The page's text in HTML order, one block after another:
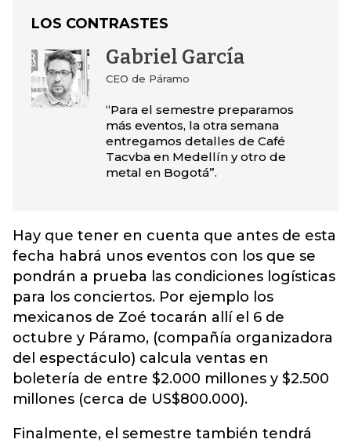
LOS CONTRASTES
Gabriel García
CEO de Páramo
“Para el semestre preparamos
más eventos, la otra semana
entregamos detalles de Café
Tacvba en Medellín y otro de
metal en Bogotá”.
Hay que tener en cuenta que antes de esta
fecha habrá unos eventos con los que se
pondrán a prueba las condiciones logísticas
para los conciertos. Por ejemplo los
mexicanos de Zoé tocarán allí el 6 de
octubre y Páramo, (compañía organizadora
del espectáculo) calcula ventas en
boletería de entre $2.000 millones y $2.500
millones (cerca de US$800.000).
Finalmente, el semestre también tendrá